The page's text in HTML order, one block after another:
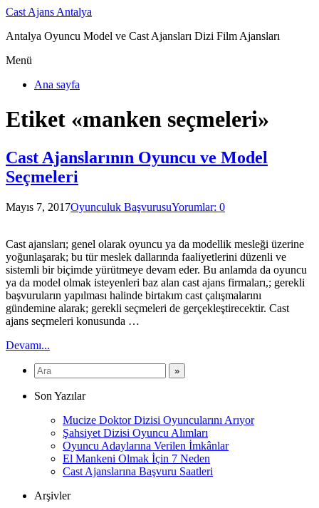
Cast Ajans Antalya
Antalya Oyuncu Model ve Cast Ajansları Dizi Film Ajansları
Menü
Ana sayfa
Etiket «manken seçmeleri»
Cast Ajanslarının Oyuncu ve Model
Seçmeleri
Mayıs 7, 2017Oyunculuk BaşvurusuYorumlar: 0
Cast ajansları; genel olarak oyuncu ya da modellik mesleği üzerine
yoğunlaşarak; bu tür meslek dallarında faaliyetlerini düzenli ve
sistemli bir biçimde yürütmeye devam eder. Bu anlamda da oyuncu
ya da model olmak isteyenleri baz alan cast ajans firmaları,; gerekli
başvuruların yapılması halinde birtakım cast çalışmalarını
gündemine alarak; gerekli seçmeleri de gerçekleştirecektir. Cast
ajans seçmeleri konusunda …
Devamı...
Son Yazılar
Mucize Doktor Dizisi Oyuncularını Arıyor
Şahsiyet Dizisi Oyuncu Alımları
Oyuncu Adaylarına Verilen İmkânlar
El Mankeni Olmak İçin 7 Neden
Cast Ajanslarına Başvuru Saatleri
Arşivler